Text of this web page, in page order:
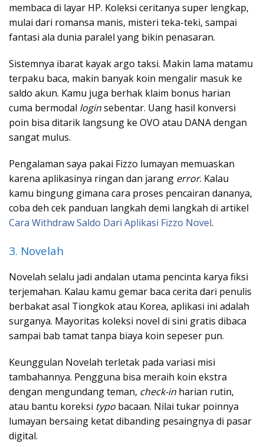
membaca di layar HP. Koleksi ceritanya super lengkap,
mulai dari romansa manis, misteri teka-teki, sampai
fantasi ala dunia paralel yang bikin penasaran.
Sistemnya ibarat kayak argo taksi. Makin lama matamu
terpaku baca, makin banyak koin mengalir masuk ke
saldo akun. Kamu juga berhak klaim bonus harian
cuma bermodal loginsebentar. Uang hasil konversi
poin bisa ditarik langsung ke OVO atau DANA dengan
sangat mulus.
Pengalaman saya pakai Fizzo lumayan memuaskan
karena aplikasinya ringan dan jarang error. Kalau
kamu bingung gimana cara proses pencairan dananya,
coba deh cek panduan langkah demi langkah di artikel
Cara Withdraw Saldo Dari Aplikasi Fizzo Novel.
3. Novelah
Novelah selalu jadi andalan utama pencinta karya fiksi
terjemahan. Kalau kamu gemar baca cerita dari penulis
berbakat asal Tiongkok atau Korea, aplikasi ini adalah
surganya. Mayoritas koleksi novel di sini gratis dibaca
sampai bab tamat tanpa biaya koin sepeser pun.
Keunggulan Novelah terletak pada variasi misi
tambahannya. Pengguna bisa meraih koin ekstra
dengan mengundang teman, check-in harian rutin,
atau bantu koreksi typo bacaan. Nilai tukar poinnya
lumayan bersaing ketat dibanding pesaingnya di pasar
digital.